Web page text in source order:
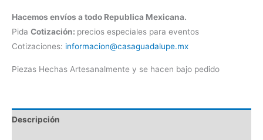
Hacemos envíos a todo Republica Mexicana.
Pida Cotización: precios especiales para eventos
Cotizaciones: informacion@casaguadalupe.mx
Piezas Hechas Artesanalmente y se hacen bajo pedido
Descripción